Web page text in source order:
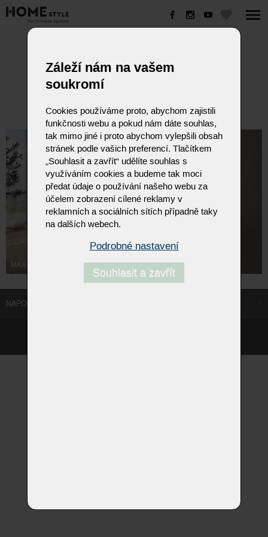
MAXIMUS
NAPOSLEDY NAVŠTÍVENÉ ODKAZY
Záleží nám na vašem
soukromí
Cookies používáme proto, abychom zajistili
funkčnosti webu a pokud nám dáte souhlas,
tak mimo jiné i proto abychom vylepšili obsah
stránek podle vašich preferencí. Tlačítkem
„Souhlasit a zavřít“ udělíte souhlas s
využíváním cookies a budeme tak moci
předat údaje o používání našeho webu za
účelem zobrazení cílené reklamy v
reklamních a sociálních sítích případně taky
na dalších webech.
Podrobné nastavení
Souhlasit a zavřít